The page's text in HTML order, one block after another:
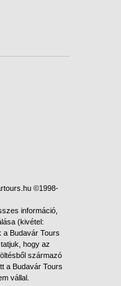
©1998-
információ,
(kivétel:
a Budavár Tours
hogy az
származó
a Budavár Tours
vállal.